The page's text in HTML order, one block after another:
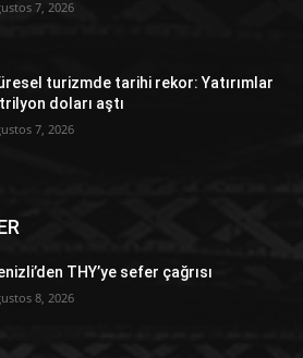
7, 2026
turizmde tarihi rekor: Yatırımlar
doları aştı
7, 2026
THY’ye sefer çağrısı
8, 2026